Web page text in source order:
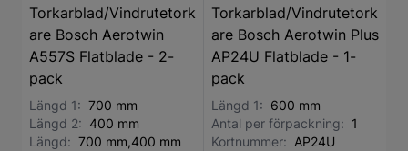
Torkarblad/Vindrutetork
are Bosch Aerotwin
A557S Flatblade - 2-
pack
Längd 1: 700 mm
Längd 2: 400 mm
Längd: 700 mm,400 mm
Torkarblad/Vindrutetork
are Bosch Aerotwin Plus
AP24U Flatblade - 1-
pack
Längd 1: 600 mm
Antal per förpackning: 1
Kortnummer: AP24U